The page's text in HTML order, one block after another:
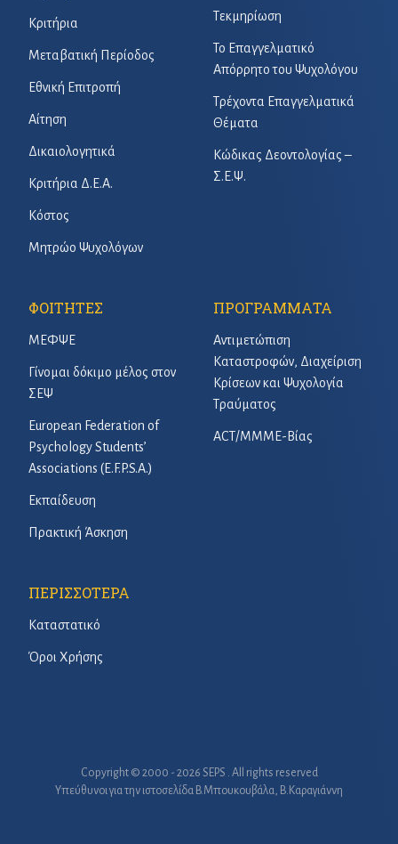
Τεκμηρίωση
Το Επαγγελματικό
Απόρρητο του Ψυχολόγου
Τρέχοντα Επαγγελματικά
Θέματα
Κώδικας Δεοντολογίας –
Σ.Ε.Ψ.
Κριτήρια
Μεταβατική Περίοδος
Εθνική Επιτροπή
Αίτηση
Δικαιολογητικά
Κριτήρια Δ.Ε.Α.
Κόστος
Μητρώο Ψυχολόγων
ΦΟΙΤΗΤΕΣ
ΜΕΦΨΕ
Γίνομαι δόκιμο μέλος στον
ΣΕΨ
European Federation of
Psychology Students’
Associations (E.F.P.S.A.)
Εκπαίδευση
Πρακτική Άσκηση
ΠΡΟΓΡΑΜΜΑΤΑ
Αντιμετώπιση
Καταστροφών, Διαχείριση
Κρίσεων και Ψυχολογία
Τραύματος
ACT/ΜΜΜΕ-Βίας
ΠΕΡΙΣΣΟΤΕΡΑ
Καταστατικό
Όροι Χρήσης
Copyright © 2000 - 2026 SEPS . All rights reserved
Υπεύθυνοι για την ιστοσελίδα B.Μπουκουβάλα, Β.Καραγιάννη